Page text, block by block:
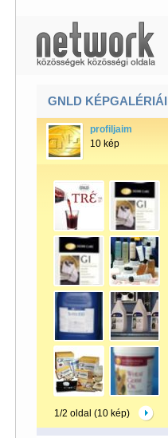
GNLD KÉPGALÉRIÁI
profiljaim
10 kép
1/2 oldal (10 kép)